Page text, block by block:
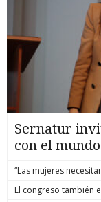
Sernatur
con el mundo
“Las mujeres
El congreso también